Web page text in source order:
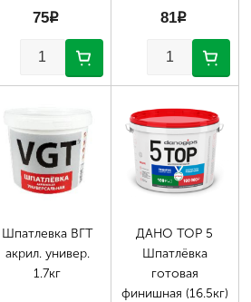
75p 81p
Шпатлевка ВГТ
акрил. универ.
1.7кг
ДАНО TOP 5
Шпатлёвка
готовая
финишная (16.5кг)